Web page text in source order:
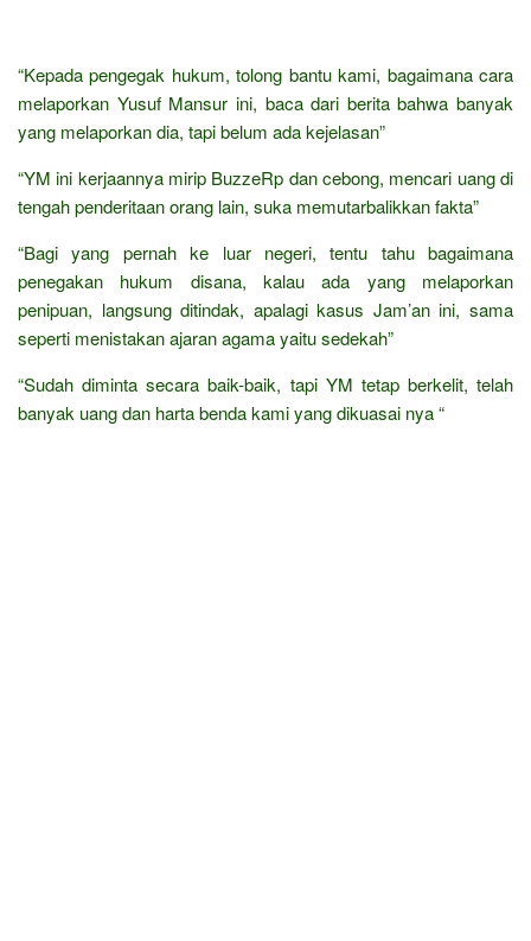
“Kepada pengegak hukum, tolong bantu kami, bagaimana cara
melaporkan Yusuf Mansur ini, baca dari berita bahwa banyak
yang melaporkan dia, tapi belum ada kejelasan”
“YM ini kerjaannya mirip BuzzeRp dan cebong, mencari uang di
tengah penderitaan orang lain, suka memutarbalikkan fakta”
“Bagi yang pernah ke luar negeri, tentu tahu bagaimana
penegakan hukum disana, kalau ada yang melaporkan
penipuan, langsung ditindak, apalagi kasus Jam’an ini, sama
seperti menistakan ajaran agama yaitu sedekah”
“Sudah diminta secara baik-baik, tapi YM tetap berkelit, telah
banyak uang dan harta benda kami yang dikuasai nya “